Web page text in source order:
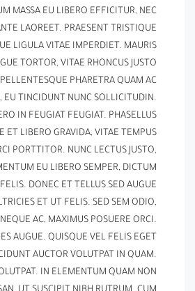
MASSA EU LIBERO EFFICITUR, NEC
LAOREET. PRAESENT TRISTIQUE
LIGULA VITAE IMPERDIET. MAURIS
TORTOR, VITAE RHONCUS JUSTO
PHARETRA QUAM AC
EU TINCIDUNT NUNC SOLLICITUDIN.
IN FEUGIAT FEUGIAT. PHASELLUS
ET LIBERO GRAVIDA, VITAE TEMPUS
PORTTITOR. NUNC LECTUS JUSTO,
EU LIBERO SEMPER, DICTUM
DONEC ET TELLUS SED AUGUE
ET UT FELIS. SED SEM ODIO,
AC, MAXIMUS POSUERE ORCI.
AUGUE. QUISQUE VEL FELIS EGET
AUCTOR VOLUTPAT IN QUAM.
IN ELEMENTUM QUAM NON